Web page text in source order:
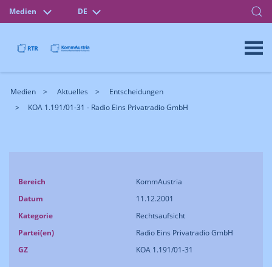
Medien DE
Medien Aktuelles
Entscheidungen
KOA 1.191/01-31 - Radio Eins Privatradio GmbH
Bereich
KommAustria
Datum
11.12.2001
Kategorie
Rechtsaufsicht
Partei(en)
Radio Eins Privatradio GmbH
GZ
KOA 1.191/01-31